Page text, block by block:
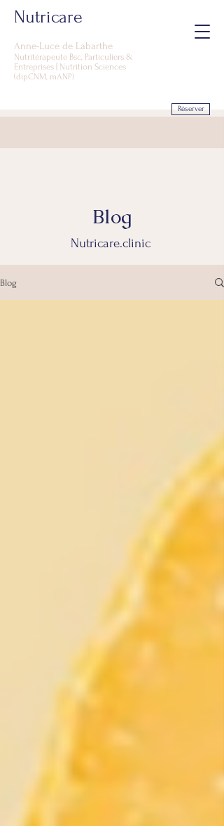
Nutricare
Anne-Luce de Labarthe
Nutritérapeute Bsc, Particuliers &
Entreprises | Nutrition Sciences
(dipCNM, mANP)
Réserver
Blog
Nutricare.clinic
Blog